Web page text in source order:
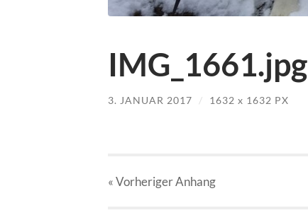
IMG_1661.jpg
3. JANUAR 2017 / 1632 x 1632 PX
« VorherigerAnhang